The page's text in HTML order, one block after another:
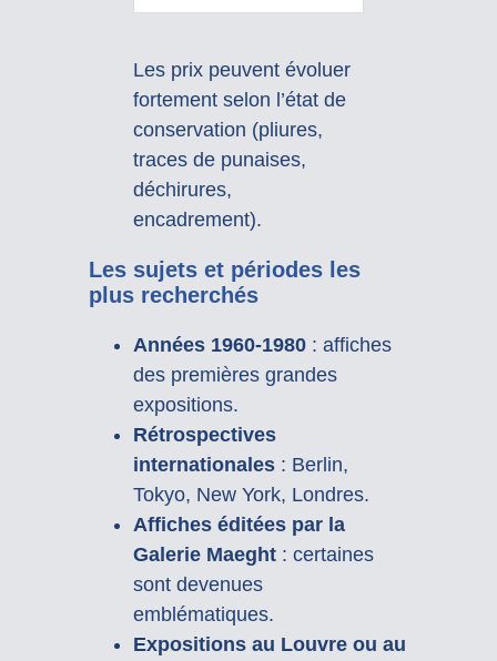
Les prix peuvent évoluer
fortement selon l’état de
conservation (pliures,
traces de punaises,
déchirures,
encadrement).
Les sujets et périodes les
plus recherchés
Années 1960-1980: affiches
des premières grandes
expositions.
Rétrospectives
internationales: Berlin,
Tokyo, New York, Londres.
Affiches éditées par la
Galerie Maeght: certaines
sont devenues
emblématiques.
Expositions au Louvre ou au